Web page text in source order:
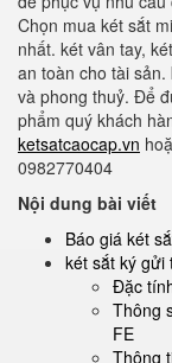
Chọn mua két sắt
nhất. két vân tay,
an toàn cho tài
và phong thuỷ. Để
phẩm quý khách
ketsatcaocap.vn
0982770404
Nội dung bài viết
Báo giá két
két sắt ký gửi
Đặc
Thông
FE
Thông